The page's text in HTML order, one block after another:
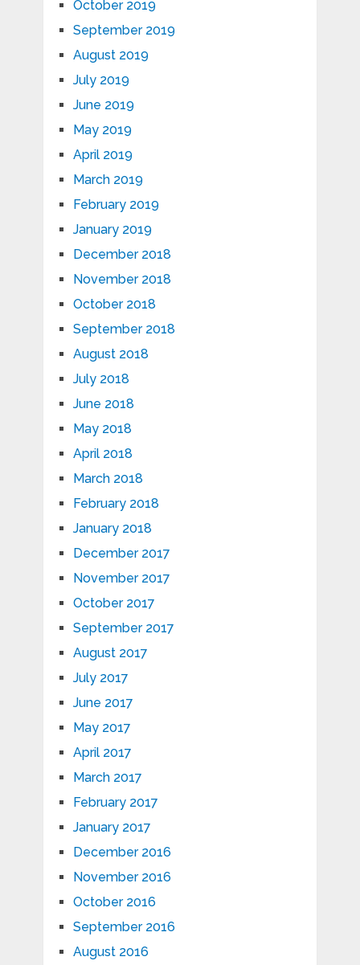
October 2019
September 2019
August 2019
July 2019
June 2019
May 2019
April 2019
March 2019
February 2019
January 2019
December 2018
November 2018
October 2018
September 2018
August 2018
July 2018
June 2018
May 2018
April 2018
March 2018
February 2018
January 2018
December 2017
November 2017
October 2017
September 2017
August 2017
July 2017
June 2017
May 2017
April 2017
March 2017
February 2017
January 2017
December 2016
November 2016
October 2016
September 2016
August 2016